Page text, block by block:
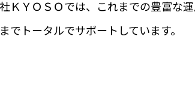
ＫＹＯＳＯでは、これまでの豊富な
でトータルでサポートしています。